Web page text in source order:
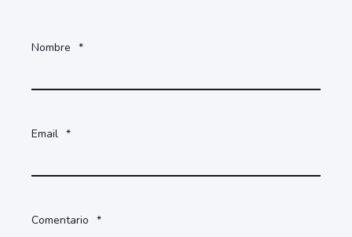
Nombre *
Email *
Comentario *